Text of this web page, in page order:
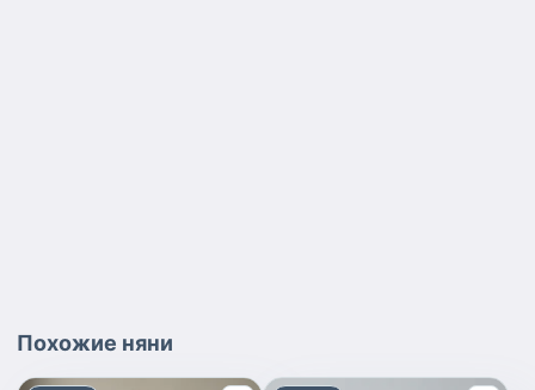
Похожие няни